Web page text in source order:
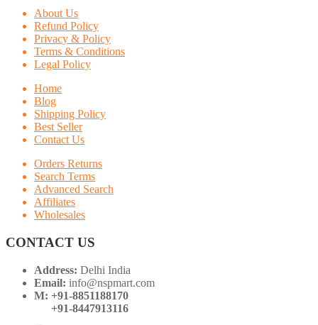
About Us
Refund Policy
Privacy & Policy
Terms & Conditions
Legal Policy
Home
Blog
Shipping Policy
Best Seller
Contact Us
Orders Returns
Search Terms
Advanced Search
Affiliates
Wholesales
CONTACT US
Address: Delhi India
Email: info@nspmart.com
M: +91-8851188170
+91-8447913116